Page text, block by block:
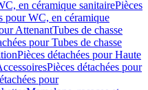
en céramique sanitairePièces
pour WC, en céramique
AttenantTubes de chasse
pour Tubes de chasse
Pièces détachées pour Haute
Pièces détachées pour
pour